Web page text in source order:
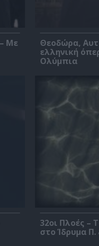
Με
Θεοδώρα,
ελληνική
Ολύμπια
32οι Πλοές –
στο Ίδρυμα